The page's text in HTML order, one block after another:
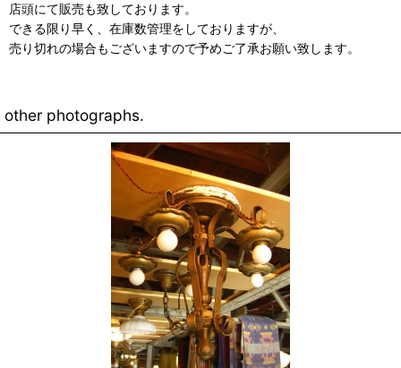
店頭にて販売も致しております。
できる限り早く、在庫数管理をしておりますが、
売り切れの場合もございますので予めご了承お願い致します。
other photographs.